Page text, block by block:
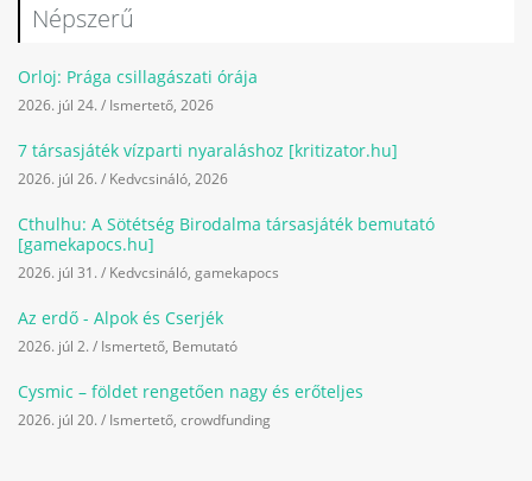
Népszerű
Orloj: Prága csillagászati órája
2026. júl 24. / Ismertető 2026
7 társasjáték vízparti nyaraláshoz [kritizator.hu]
2026. júl 26. / Kedvcsináló 2026
Cthulhu: A Sötétség Birodalma társasjáték bemutató
[gamekapocs.hu]
2026. júl 31. / Kedvcsináló gamekapocs
Az erdő - Alpok és Cserjék
2026. júl 2. / Ismertető Bemutató
Cysmic – földet rengetően nagy és erőteljes
2026. júl 20. / Ismertető crowdfunding